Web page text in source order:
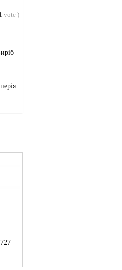
1 vote )